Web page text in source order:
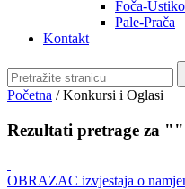
Općine
Pale-Prača
Kontakt
Konkursi i Oglasi
Rezultati pretrage za ""